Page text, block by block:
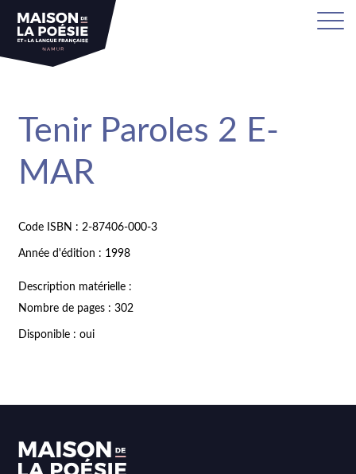
Tenir Paroles 2 E-
MAR
Code ISBN : 2-87406-000-3
Année d'édition : 1998
Description matérielle :
Nombre de pages : 302
Disponible : oui